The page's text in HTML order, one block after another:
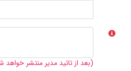
(بعد از تائید مدیر منتشر خواهد